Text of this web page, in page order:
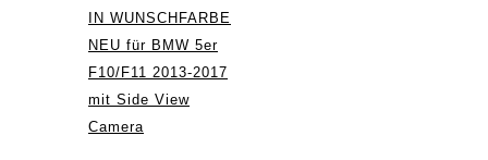
IN WUNSCHFARBE
NEU für BMW 5er
F10/F11 2013-2017
mit Side View
Camera